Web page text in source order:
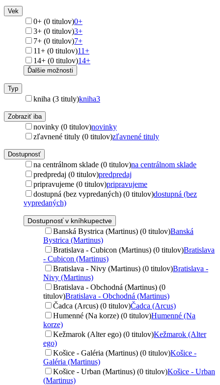
Vek
0+ (0 titulov)0+
3+ (0 titulov)3+
7+ (0 titulov)7+
11+ (0 titulov)11+
14+ (0 titulov)14+
Ďalšie možnosti
Typ
kniha (3 tituly)kniha3
Zobraziť iba
novinky (0 titulov)novinky
zľavnené tituly (0 titulov)zľavnené tituly
Dostupnosť
na centrálnom sklade (0 titulov)na centrálnom sklade
predpredaj (0 titulov)predpredaj
pripravujeme (0 titulov)pripravujeme
dostupná (bez vypredaných) (0 titulov)dostupná (bez
vypredaných)
Dostupnosť v kníhkupectve
Banská Bystrica (Martinus) (0 titulov)Banská
Bystrica (Martinus)
Bratislava - Cubicon (Martinus) (0 titulov)Bratislava
- Cubicon (Martinus)
Bratislava - Nivy (Martinus) (0 titulov)Bratislava -
Nivy (Martinus)
Bratislava - Obchodná (Martinus) (0
titulov)Bratislava - Obchodná (Martinus)
Čadca (Arcus) (0 titulov)Čadca (Arcus)
Humenné (Na korze) (0 titulov)Humenné (Na
korze)
Kežmarok (Alter ego) (0 titulov)Kežmarok (Alter
ego)
Košice - Galéria (Martinus) (0 titulov)Košice -
Galéria (Martinus)
Košice - Urban (Martinus) (0 titulov)Košice - Urban
(Martinus)